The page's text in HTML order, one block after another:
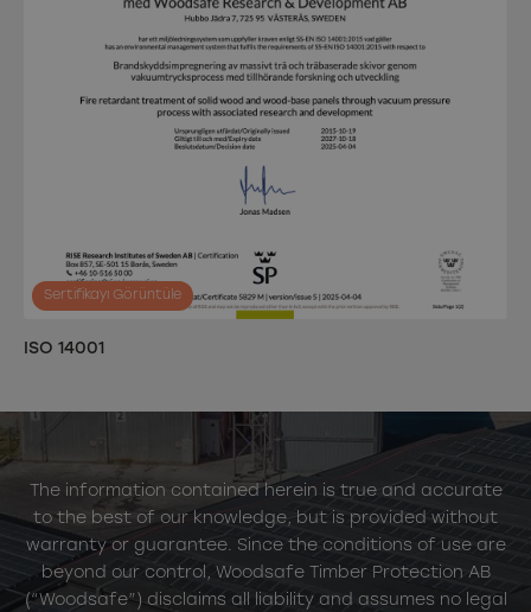
Sertifikayı Görüntüle
ISO 14001
The information contained herein is true and accurate
to the best of our knowledge, but is provided without
warranty or guarantee. Since the conditions of use are
beyond our control, Woodsafe Timber Protection AB
(“Woodsafe”) disclaims all liability and assumes no legal